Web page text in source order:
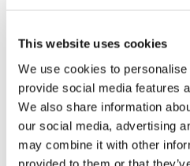
This website uses cookies
We use cookies to
provide social media features
We also share information
our social media, advertising
may combine it with other
provided to them or that
Jäsen
Vieras jäsenen seurassa
Jäsenen lapsi 7-18 v.
Kahvilatyöntekijän
ruoka-annosten ja
tarvittaessa niiden
kassatyöskentely